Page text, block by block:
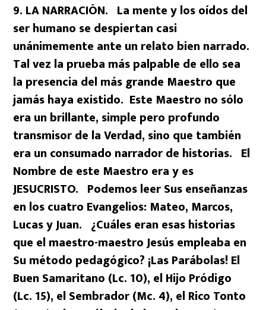
9. LA NARRACIÓN. La mente y los oídos del
ser humano se despiertan casi
unánimemente ante un relato bien narrado.
Tal vez la prueba más palpable de ello sea
la presencia del más grande Maestro que
jamás haya existido. Este Maestro no sólo
era un brillante, simple pero profundo
transmisor de la Verdad, sino que también
era un consumado narrador de historias. El
Nombre de este Maestro era y es
JESUCRISTO. Podemos leer Sus enseñanzas
en los cuatro Evangelios: Mateo, Marcos,
Lucas y Juan. ¿Cuáles eran esas historias
que el maestro-maestro Jesús empleaba en
Su método pedagógico? ¡Las Parábolas! El
Buen Samaritano (Lc. 10), el Hijo Pródigo
(Lc. 15), el Sembrador (Mc. 4), el Rico Tonto